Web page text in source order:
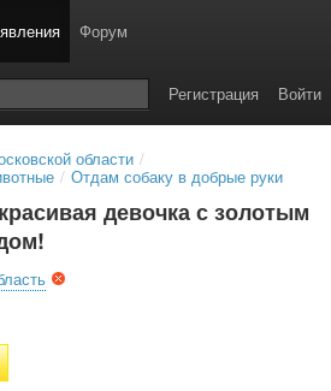
Форум
Войти
Регистрация
области /
/ Отдам собаку в добрые руки
девочка с золотым